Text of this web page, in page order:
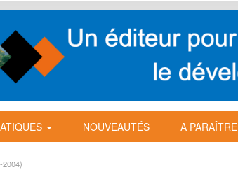
NOUVEAUTÉS A PARAÎTRE
2004)